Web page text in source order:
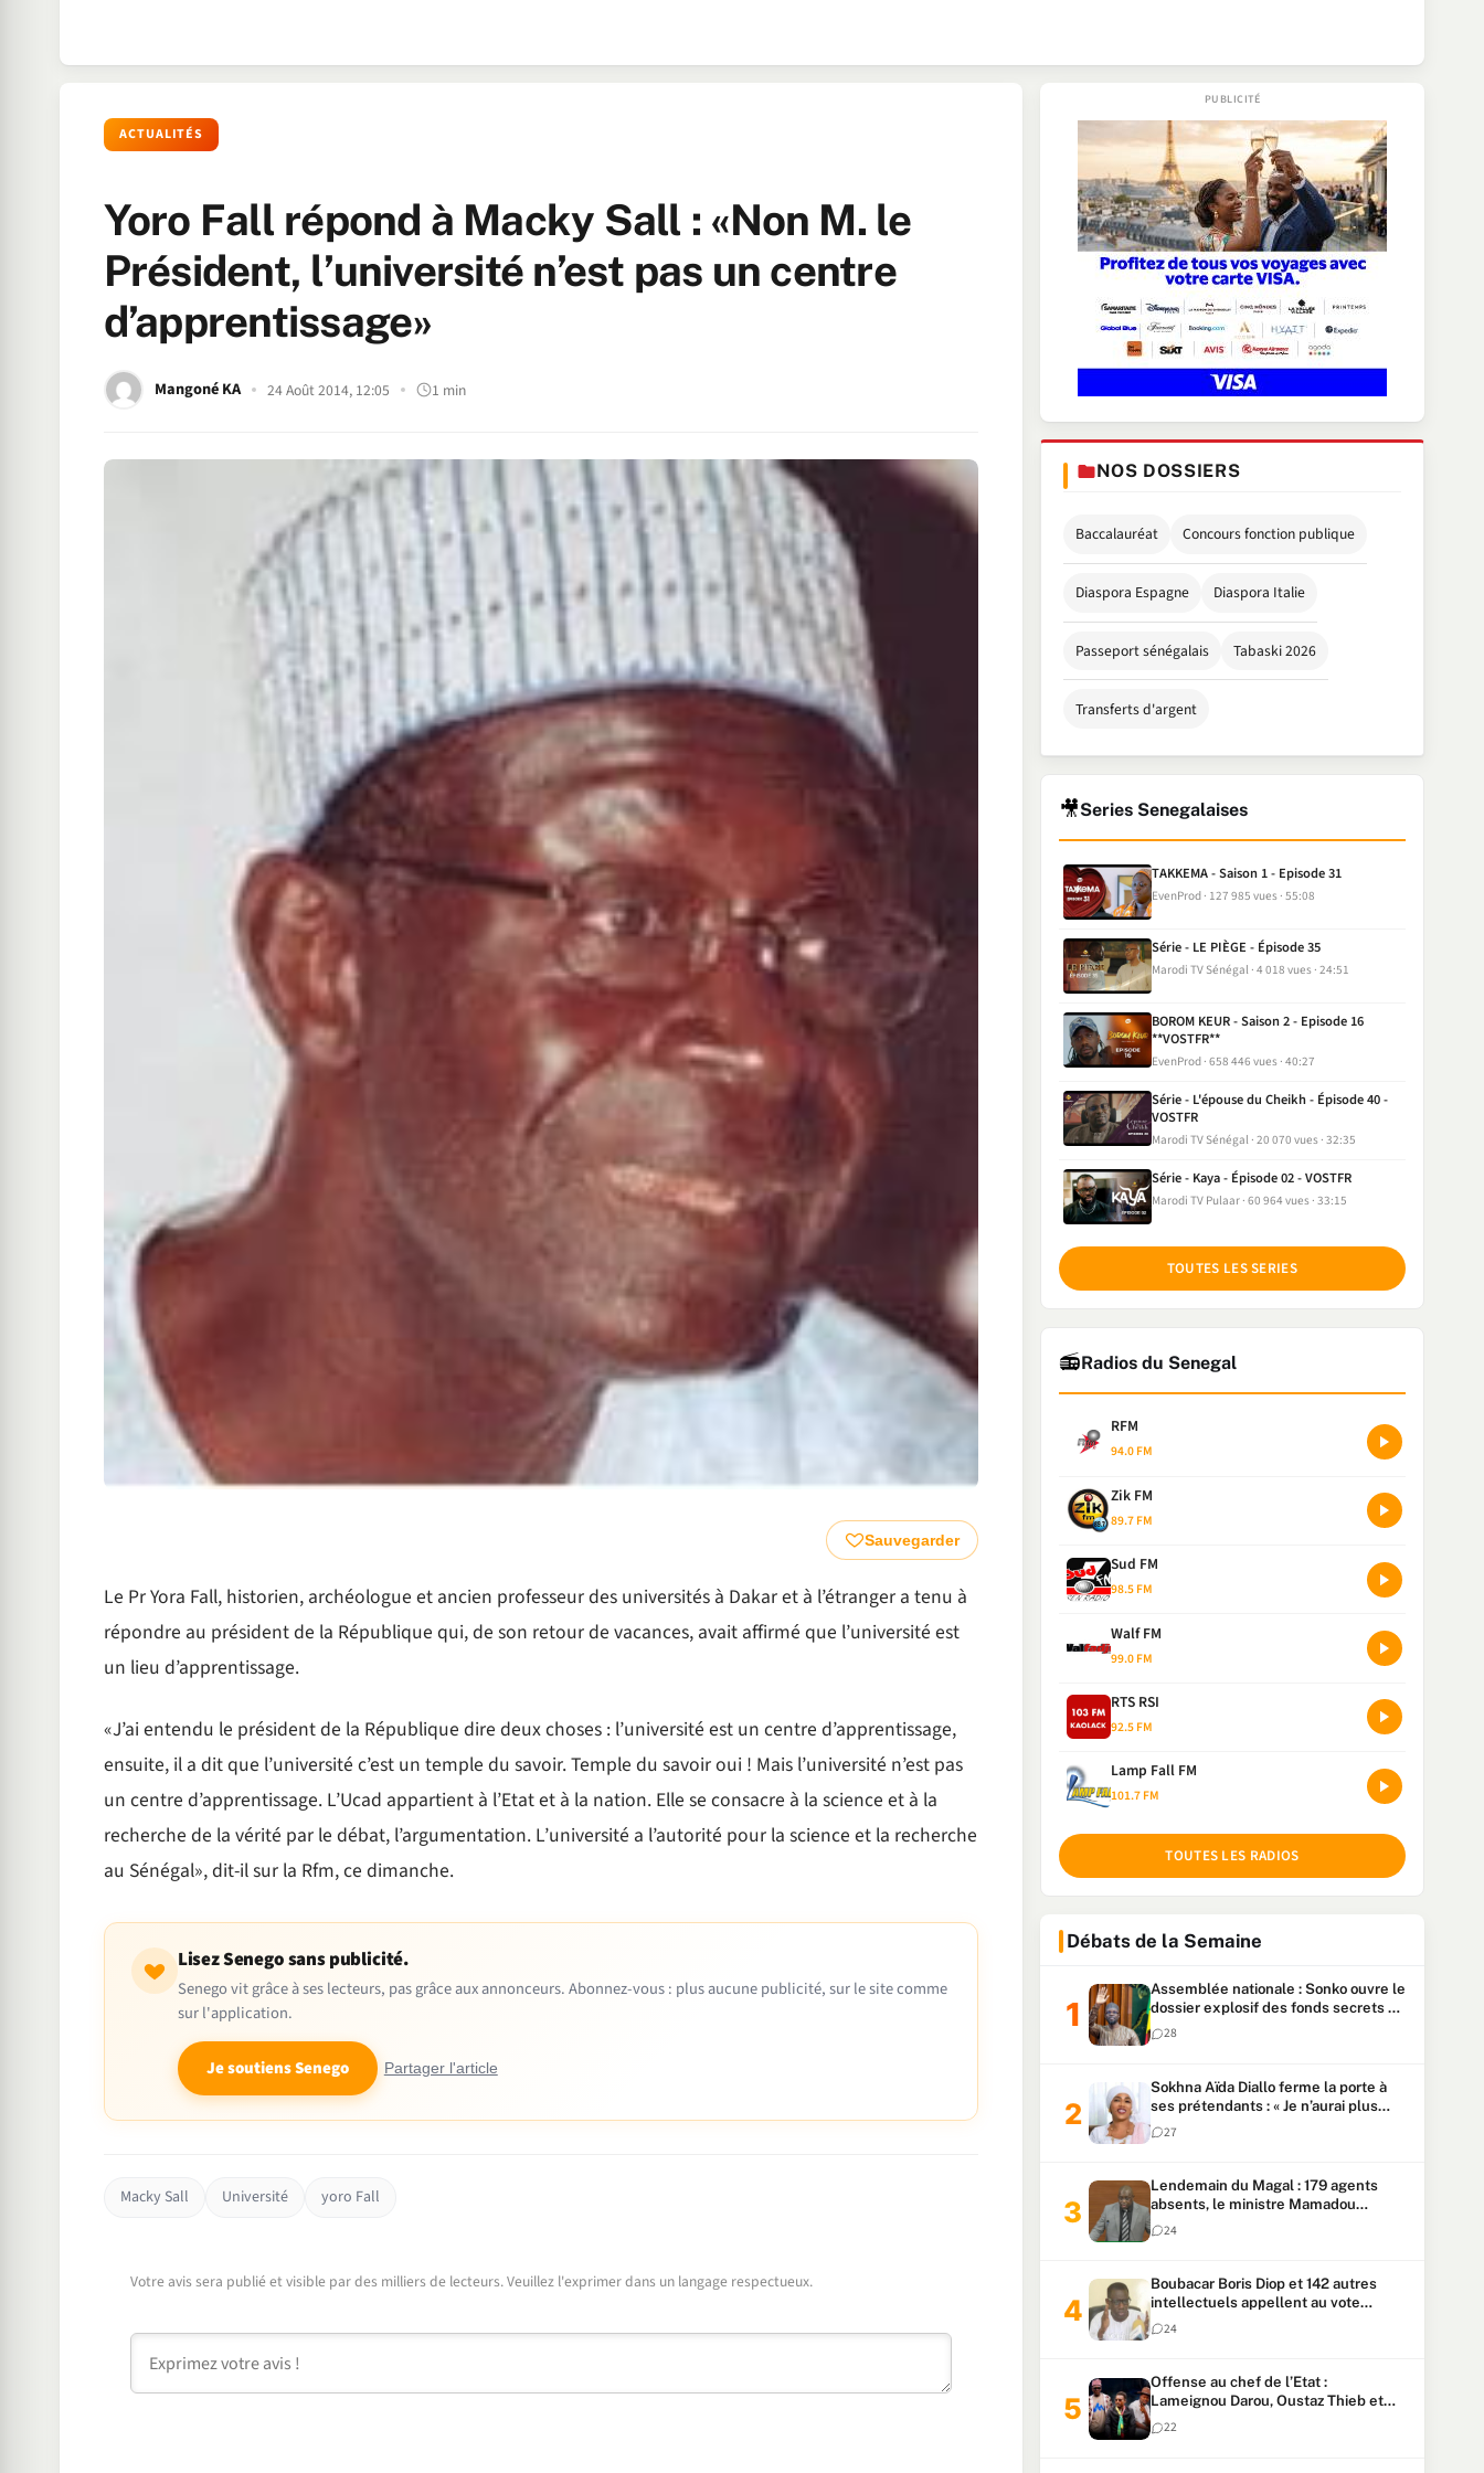
ACTUALITÉS
Yoro Fall répond à Macky Sall : «Non M. le
Président, l’université n’est pas un centre
d’apprentissage»
Mangoné KA 24 Août 2014, 12:05 1 min
Sauvegarder
Le Pr Yora Fall, historien, archéologue et ancien professeur des universités à Dakar et à l’étranger a tenu à
répondre au président de la République qui, de son retour de vacances, avait affirmé que l’université est
un lieu d’apprentissage.
«J’ai entendu le président de la République dire deux choses : l’université est un centre d’apprentissage,
ensuite, il a dit que l’université c’est un temple du savoir. Temple du savoir oui ! Mais l’université n’est pas
un centre d’apprentissage. L’Ucad appartient à l’Etat et à la nation. Elle se consacre à la science et à la
recherche de la vérité par le débat, l’argumentation. L’université a l’autorité pour la science et la recherche
au Sénégal», dit-il sur la Rfm, ce dimanche.
Lisez Senego sans publicité.
Senego vit grâce à ses lecteurs, pas grâce aux annonceurs. Abonnez-vous : plus aucune publicité, sur le site comme
sur l'application.
Je soutiens Senego Partager l'article
Macky Sall Université yoro Fall
Votre avis sera publié et visible par des milliers de lecteurs. Veuillez l'exprimer dans un langage respectueux.
NOS DOSSIERS
Baccalauréat Concours fonction publique
Diaspora Espagne Diaspora Italie
Passeport sénégalais Tabaski 2026
Transferts d'argent
🎥Series Senegalaises
TAKKEMA - Saison 1 - Episode 31
EvenProd 127 985 vues 55:08
Série - LE PIÈGE - Épisode 35
Marodi TV Sénégal 4 018 vues 24:51
BOROM KEUR - Saison 2 - Episode 16
**VOSTFR**
EvenProd 658 446 vues 40:27
Série - L'épouse du Cheikh - Épisode 40 -
VOSTFR
Marodi TV Sénégal 20 070 vues 32:35
Série - Kaya - Épisode 02 - VOSTFR
Marodi TV Pulaar 60 964 vues 33:15
TOUTES LES SERIES
📻Radios du Senegal
RFM
94.0 FM
Zik FM
89.7 FM
Sud FM
98.5 FM
Walf FM
99.0 FM
RTS RSI
92.5 FM
Lamp Fall FM
101.7 FM
TOUTES LES RADIOS
Débats de la Semaine
Assemblée nationale : Sonko ouvre le
dossier explosif des fonds secrets et
du patrimoine présidentiel
28
Sokhna Aïda Diallo ferme la porte à
ses prétendants : « Je n’aurai plus
jamais un autre mari »
27
Lendemain du Magal : 179 agents
absents, le ministre Mamadou
Lamine Dianté exige des explications
24
Boubacar Boris Diop et 142 autres
intellectuels appellent au vote
urgent de la révision
constitutionnelle
24
Offense au chef de l’Etat :
Lameignou Darou, Oustaz Thieb et
Ndiaye Touba lourdement
condamnés
22